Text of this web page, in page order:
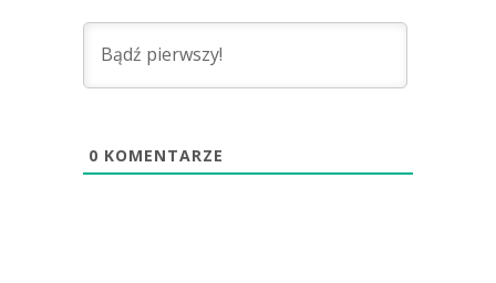
0 KOMENTARZE